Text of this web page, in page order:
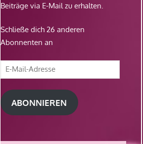
Beiträge via E-Mail zu erhalten.
Schließe dich 26 anderen
Abonnenten an
E-
Mail-
Adresse
ABONNIEREN